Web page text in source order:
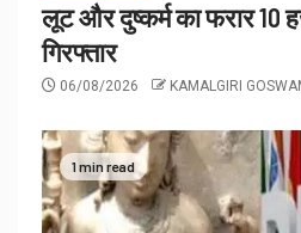
लूट और दुष्कर्म का फरार 10
गिरफ्तार
06/08/2026 KAMALGIRI
1 min read